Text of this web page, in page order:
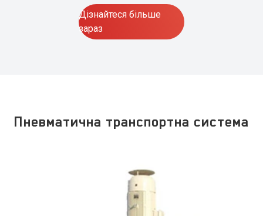
Дізнайтеся більше
зараз
Пневматична транспортна система